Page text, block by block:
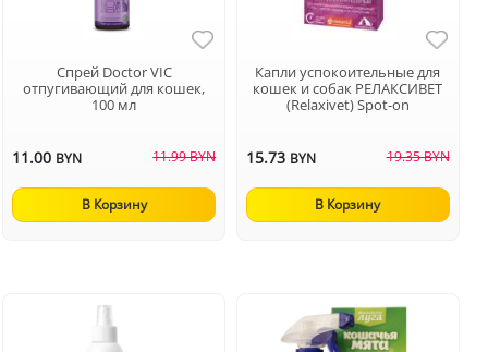
Спрей Doctor VIC
отпугивающий для кошек,
100 мл
11.00 BYN 11.99 BYN
В Корзину
Капли успокоительные для
кошек и собак РЕЛАКСИВЕТ
(Relaxivet) Spot-on
15.73 BYN 19.35 BYN
В Корзину